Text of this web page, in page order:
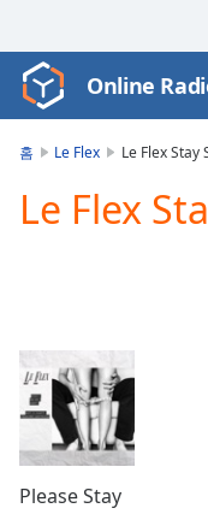
Video
Player
Play
Video
Mute
Current
Time0:00
Duration-:-
Loaded:
Online
홈 Le Flex Le Flex Stay
Le Flex
Please Stay